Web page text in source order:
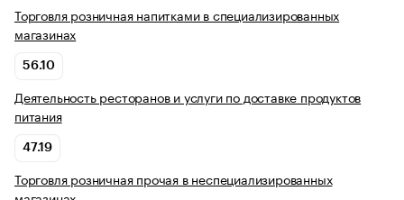
Торговля розничная напитками в специализированных
магазинах
56.10
Деятельность ресторанов и услуги по доставке продуктов
питания
47.19
Торговля розничная прочая в неспециализированных